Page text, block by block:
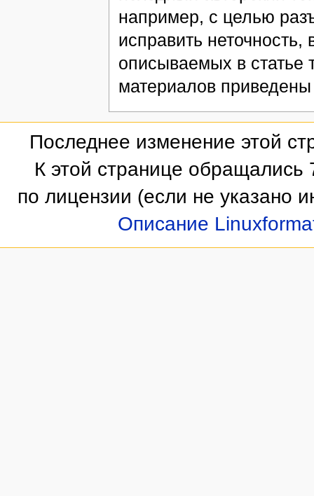
например, с целью
исправить
описываемых в статье
материалов
Последнее изменение этой
К этой странице обращались
по лицензии (если не указано
Описание